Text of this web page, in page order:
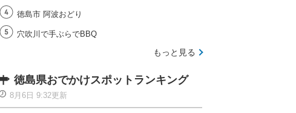
徳島市 阿波おどり
穴吹川で手ぶらでBBQ
もっと見る
徳島県おでかけスポットランキング
8月6日 9:32更新